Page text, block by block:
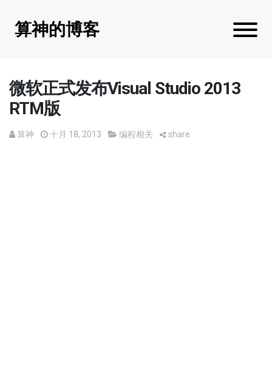
算神的博客
微软正式发布Visual Studio 2013
RTM版
算神 十月 18, 2013 编程相关 share